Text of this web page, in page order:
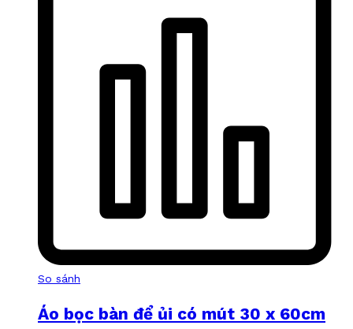
So sánh
Áo bọc bàn để ủi có mút 30 x 60cm